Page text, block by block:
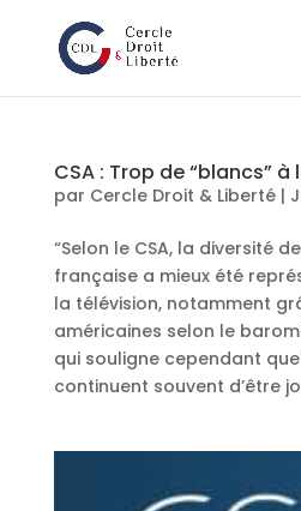
CSA : Trop de “blancs”
par Cercle Droit & Liberté|
“Selon le CSA, la diversité
française a mieux été
la télévision, notamment
américaines selon le
qui souligne cependant
continuent souvent d’être